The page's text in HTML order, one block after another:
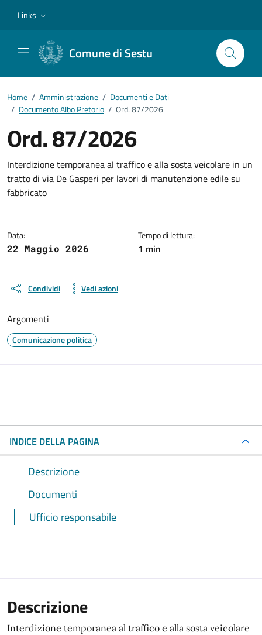
Links
Comune di Sestu
Home / Amministrazione / Documenti e Dati
/ Documento Albo Pretorio / Ord. 87/2026
Ord. 87/2026
Dettagli del documento
Interdizione temporanea al traffico e alla sosta veicolare in un
tratto di via De Gasperi per lavori di manutenzione edile su
fabbricato
Data:
22 Maggio 2026
Tempo di lettura:
1 min
Condividi Vedi azioni
Argomenti
Comunicazione politica
INDICE DELLA PAGINA
Descrizione
Documenti
Ufficio responsabile
Descrizione
Interdizione temporanea al traffico e alla sosta veicolare